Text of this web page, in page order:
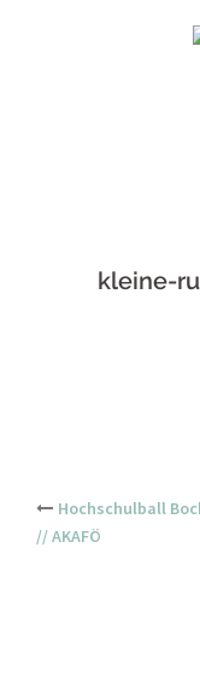
kleine-
Post
Hochschulball
// AKAFÖ